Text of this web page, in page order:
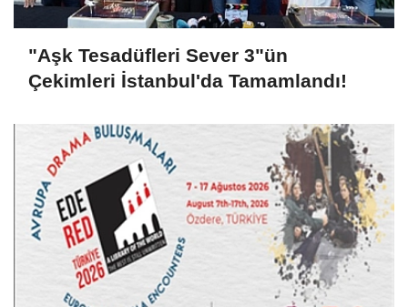
"Aşk Tesadüfleri Sever 3"ün
Çekimleri İstanbul'da Tamamlandı!